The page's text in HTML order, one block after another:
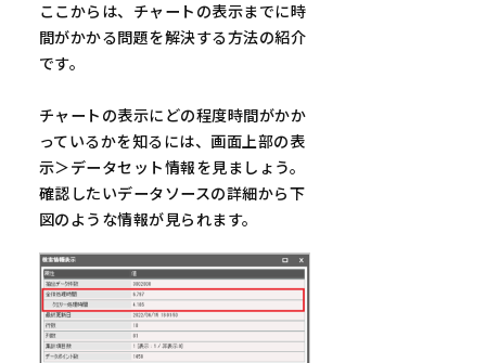
ここからは、チャートの表示までに時
間がかかる問題を解決する方法の紹介
です。
チャートの表示にどの程度時間がかか
っているかを知るには、画面上部の表
示＞データセット情報を見ましょう。
確認したいデータソースの詳細から下
図のような情報が見られます。